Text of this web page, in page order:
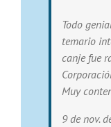
Todo
temario
canje fue
Muy
9 de nov.